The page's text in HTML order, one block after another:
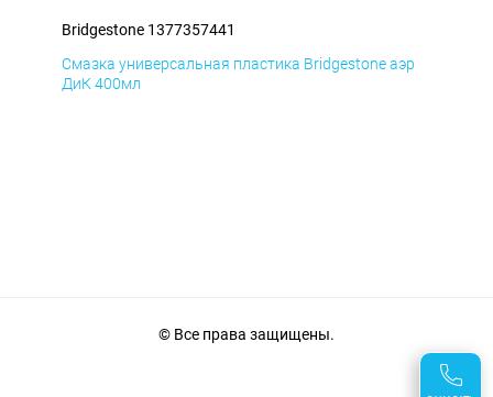
Bridgestone 1377357441
Смазка универсальная пластика Bridgestone аэр
ДиК 400мл
© Все права защищены.